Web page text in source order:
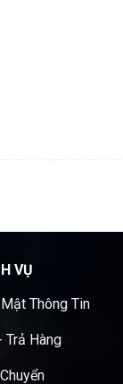
VỤ
Thông Tin
Trả Hàng